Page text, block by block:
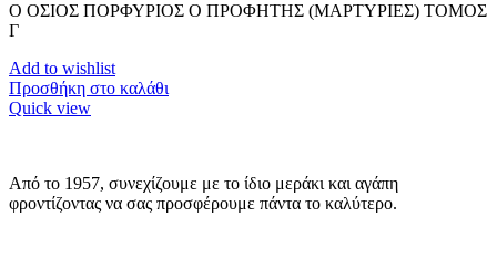
Ο ΟΣΙΟΣ ΠΟΡΦΥΡΙΟΣ Ο ΠΡΟΦΗΤΗΣ (ΜΑΡΤΥΡΙΕΣ) ΤΟΜΟΣ
Γ
Add to wishlist
Προσθήκη στο καλάθι
Quick view
Από το 1957, συνεχίζουμε με το ίδιο μεράκι και αγάπη
φροντίζοντας να σας προσφέρουμε πάντα το καλύτερο.